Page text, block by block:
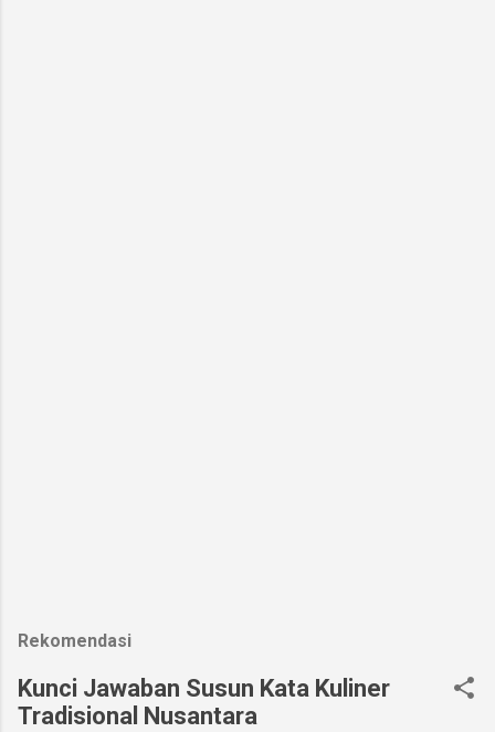
Rekomendasi
Kunci Jawaban Susun Kata Kuliner
Tradisional Nusantara